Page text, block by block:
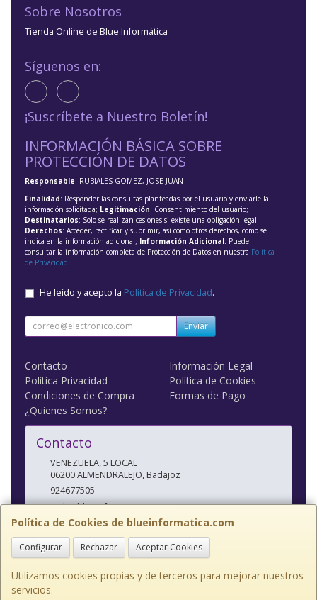
Política de Cookies de blueinformatica.com
Configurar Rechazar Aceptar Cookies
Utilizamos cookies propias y de terceros para mejorar nuestros
servicios.
Sobre Nosotros
Tienda Online de Blue Informática
Síguenos en:
¡Suscríbete a Nuestro Boletín!
INFORMACIÓN BÁSICA SOBRE
PROTECCIÓN DE DATOS
Responsable: RUBIALES GOMEZ, JOSE JUAN
Finalidad: Responder las consultas planteadas por el usuario y enviarle la
información solicitada; Legitimación: Consentimiento del usuario;
Destinatarios: Solo se realizan cesiones si existe una obligación legal;
Derechos: Acceder, rectificar y suprimir, así como otros derechos, como se
indica en la información adicional; Información Adicional: Puede
consultar la información completa de Protección de Datos en nuestra Política
de Privacidad.
He leído y acepto la Política de Privacidad.
Enviar
Contacto
Información Legal
Política Privacidad
Política de Cookies
Condiciones de Compra
Formas de Pago
¿Quienes Somos?
Contacto
VENEZUELA, 5 LOCAL
06200ALMENDRALEJO,Badajoz
924677505
web@blueinformatica.com
Horario
10 a 14 Y 17 a 20:30